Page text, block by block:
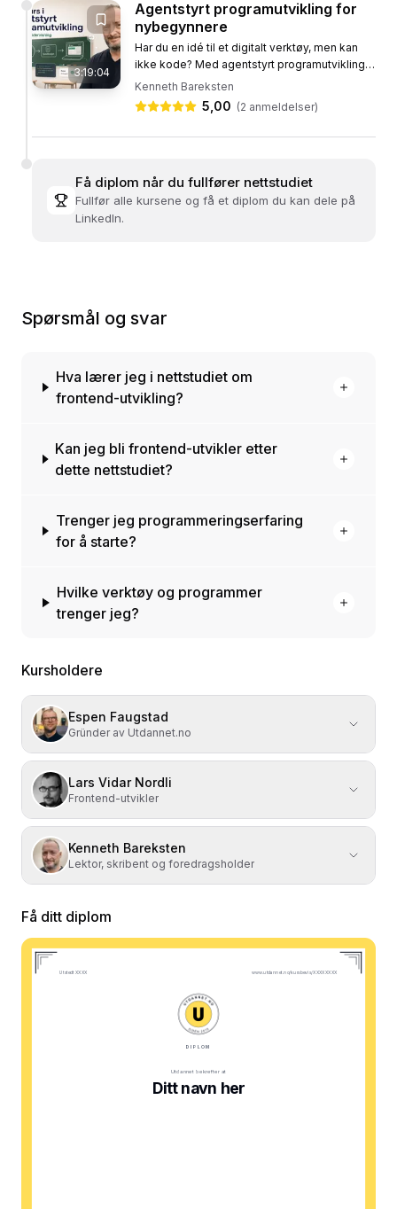
3:19:04
Agentstyrt programutvikling for
nybegynnere
Har du en idé til et digitalt verktøy, men kan
ikke kode? Med agentstyrt programutvikling
lar du KI-en være utvikleren, mens du styrer
hva som skal lages. I...
Kenneth Bareksten
5,00 (2 anmeldelser)
Få diplom når du fullfører nettstudiet
Fullfør alle kursene og få et diplom du kan dele på
LinkedIn.
Spørsmål og svar
Hva lærer jeg i nettstudiet om
frontend-utvikling?
Kan jeg bli frontend-utvikler etter
dette nettstudiet?
Trenger jeg programmeringserfaring
for å starte?
Hvilke verktøy og programmer
trenger jeg?
Kursholdere
Espen Faugstad
Gründer av Utdannet.no
Lars Vidar Nordli
Frontend-utvikler
Kenneth Bareksten
Lektor, skribent og foredragsholder
Få ditt diplom
Utstedt XXXX www.utdannet.no/kursbevis/XXXXXXXX
DIPLOM
Utdannet bekrefter at
Ditt navn her